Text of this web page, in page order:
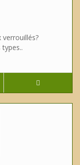
verrouillés?